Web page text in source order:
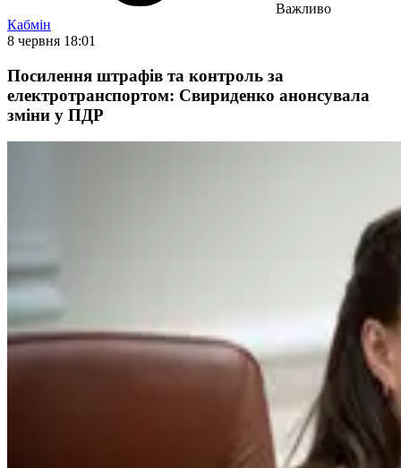
Важливо
Кабмін
8 червня 18:01
Посилення штрафів та контроль за
електротранспортом: Свириденко анонсувала
зміни у ПДР